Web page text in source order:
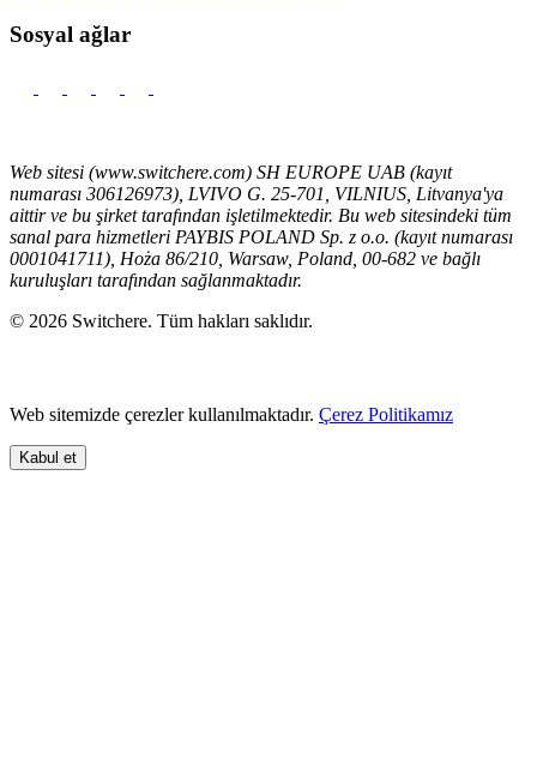
Sosyal ağlar
Web sitesi (www.switchere.com) SH EUROPE UAB (kayıt
numarası 306126973), LVIVO G. 25-701, VILNIUS, Litvanya'ya
aittir ve bu şirket tarafından işletilmektedir. Bu web sitesindeki tüm
sanal para hizmetleri PAYBIS POLAND Sp. z o.o. (kayıt numarası
0001041711), Hoża 86/210, Warsaw, Poland, 00-682 ve bağlı
kuruluşları tarafından sağlanmaktadır.
© 2026 Switchere. Tüm hakları saklıdır.
Web sitemizde çerezler kullanılmaktadır. Çerez Politikamız
Kabul et